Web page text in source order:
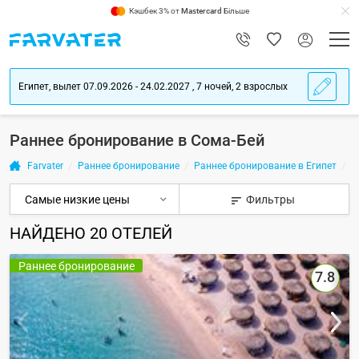
Кэшбек 3% отMastercard Більше
Египет, вылет 07.09.2026 - 24.02.2027 , 7 ночей, 2 взрослых
Раннее бронирование в Сома-Бей
Farvater Раннее бронирование Раннее бронирование в Египет
Фильтры
НАЙДЕНО 20 ОТЕЛЕЙ
Раннее бронирование
7.8